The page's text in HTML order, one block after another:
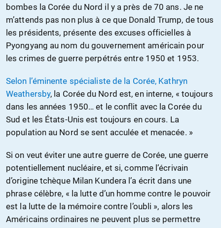
bombes la Corée du Nord il y a près de 70 ans. Je ne
m’attends pas non plus à ce que Donald Trump, de tous
les présidents, présente des excuses officielles à
Pyongyang au nom du gouvernement américain pour
les crimes de guerre perpétrés entre 1950 et 1953.
Selon l’éminente spécialiste de la Corée, Kathryn
Weathersby, la Corée du Nord est, en interne, « toujours
dans les années 1950… et le conflit avec la Corée du
Sud et les États-Unis est toujours en cours. La
population au Nord se sent acculée et menacée. »
Si on veut éviter une autre guerre de Corée, une guerre
potentiellement nucléaire, et si, comme l’écrivain
d’origine tchèque Milan Kundera l’a écrit dans une
phrase célèbre, « la lutte d’un homme contre le pouvoir
est la lutte de la mémoire contre l’oubli », alors les
Américains ordinaires ne peuvent plus se permettre